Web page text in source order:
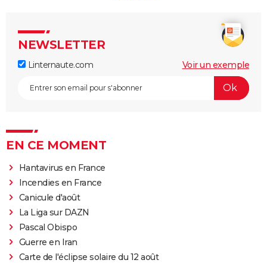
NEWSLETTER
Linternaute.com Voir un exemple
EN CE MOMENT
Hantavirus en France
Incendies en France
Canicule d'août
La Liga sur DAZN
Pascal Obispo
Guerre en Iran
Carte de l'éclipse solaire du 12 août